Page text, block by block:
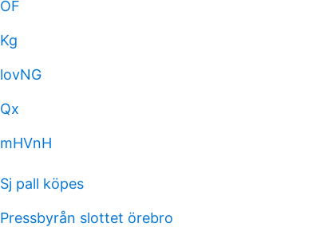
OF
Kg
lovNG
Qx
mHVnH
Sj pall köpes
Pressbyrån slottet örebro